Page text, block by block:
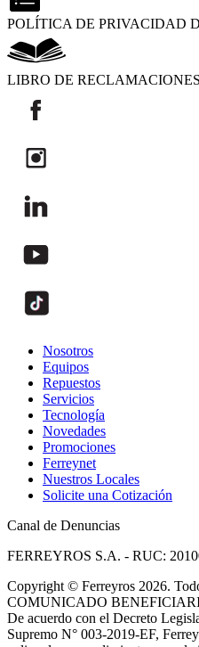
POLÍTICA DE PRIVACIDAD
LIBRO DE RECLAMACIONES
Nosotros
Equipos
Repuestos
Servicios
Tecnología
Novedades
Promociones
Ferreynet
Nuestros Locales
Solicite una Cotización
Canal de Denuncias
FERREYROS S.A. - RUC:
Copyright © Ferreyros 2026.
COMUNICADO
De acuerdo con el Decreto
Supremo N° 003-2019-EF,